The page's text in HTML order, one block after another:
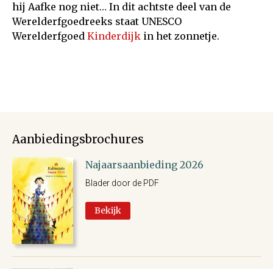
hij Aafke nog niet… In dit achtste deel van de
Werelderfgoedreeks staat UNESCO
Werelderfgoed Kinderdijk in het zonnetje.
Aanbiedingsbrochures
Najaarsaanbieding 2026
Blader door de PDF
Bekijk